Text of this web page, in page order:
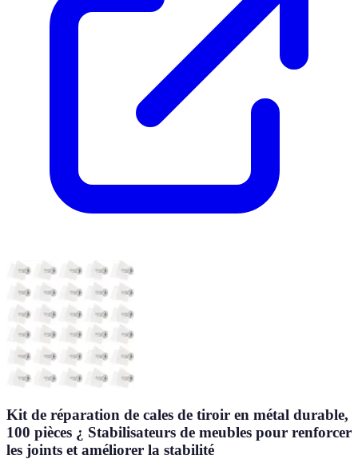
Kit de réparation de cales de tiroir en métal durable,
100 pièces ¿ Stabilisateurs de meubles pour renforcer
les joints et améliorer la stabilité